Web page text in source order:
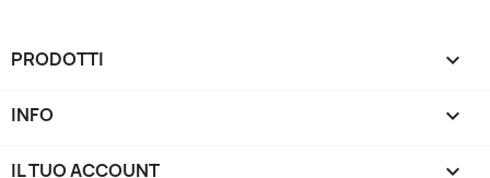
PRODOTTI 
INFO 
IL TUO ACCOUNT 